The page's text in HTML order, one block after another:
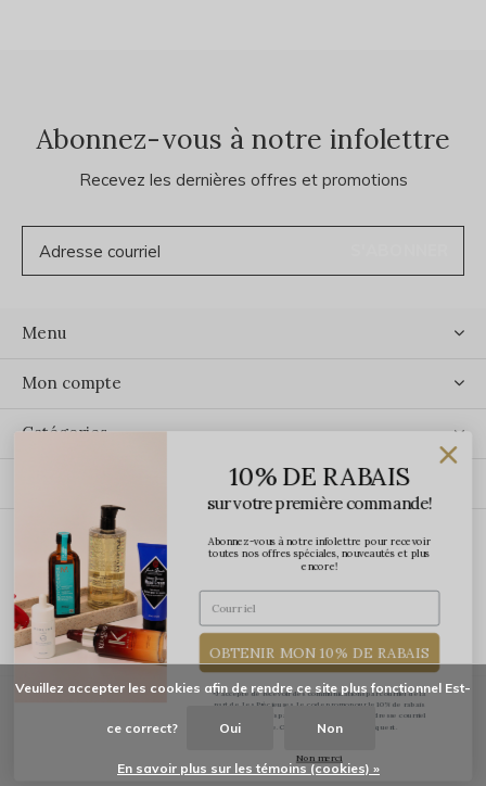
Abonnez-vous à notre infolettre
Recevez les dernières offres et promotions
Menu
Mon compte
Catégories
ÉCRIVEZ-NOUS
Les Précieuses
Veuillez accepter les cookies afin de rendre ce site plus fonctionnel Est-
ce correct? Oui Non
En savoir plus sur les témoins (cookies) »
10% DE RABAIS
sur votre première commande!
Abonnez-vous à notre infolettre pour recevoir
toutes nos offres spéciales, nouveautés et plus
encore!
OBTENIR MON 10% DE RABAIS
*J'accepte de recevoir des communications par courriel de la
part de Les Précieuses. Le code promo pour le 10% de rabais
vous sera transmis par courriel une fois votre adresse courriel
confirmée. Certaines exclusions s'appliquent.
Non merci